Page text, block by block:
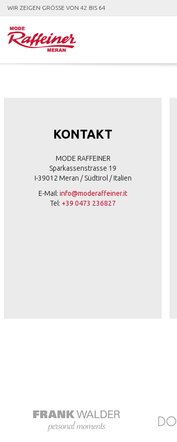
KONTAKT
MODE RAFFEINER
Sparkassenstrasse 19
I-39012 Meran / Südtirol / Italien
E-Mail: info@moderaffeiner.it
Tel: +39 0473 236827
WIR ZEIGEN GRÖSSE VON 42 BIS 64